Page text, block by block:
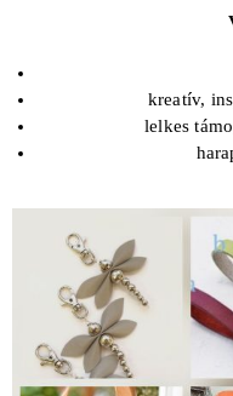
kreatív,
lelkes